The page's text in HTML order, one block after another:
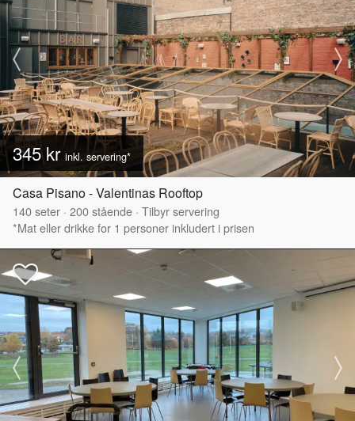
345 kr inkl. servering*
Casa Pisano - Valentinas Rooftop
140seter · 200stående · Tilbyr servering
*Mat eller drikke for 1 personer inkludert i prisen